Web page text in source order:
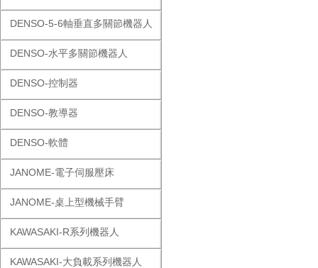
DENSO-5-6軸垂直多關節機器人
DENSO-水平多關節機器人
DENSO-控制器
DENSO-教導器
DENSO-軟體
JANOME-電子伺服壓床
JANOME-桌上型機械手臂
KAWASAKI-R系列機器人
KAWASAKI-大負載系列機器人